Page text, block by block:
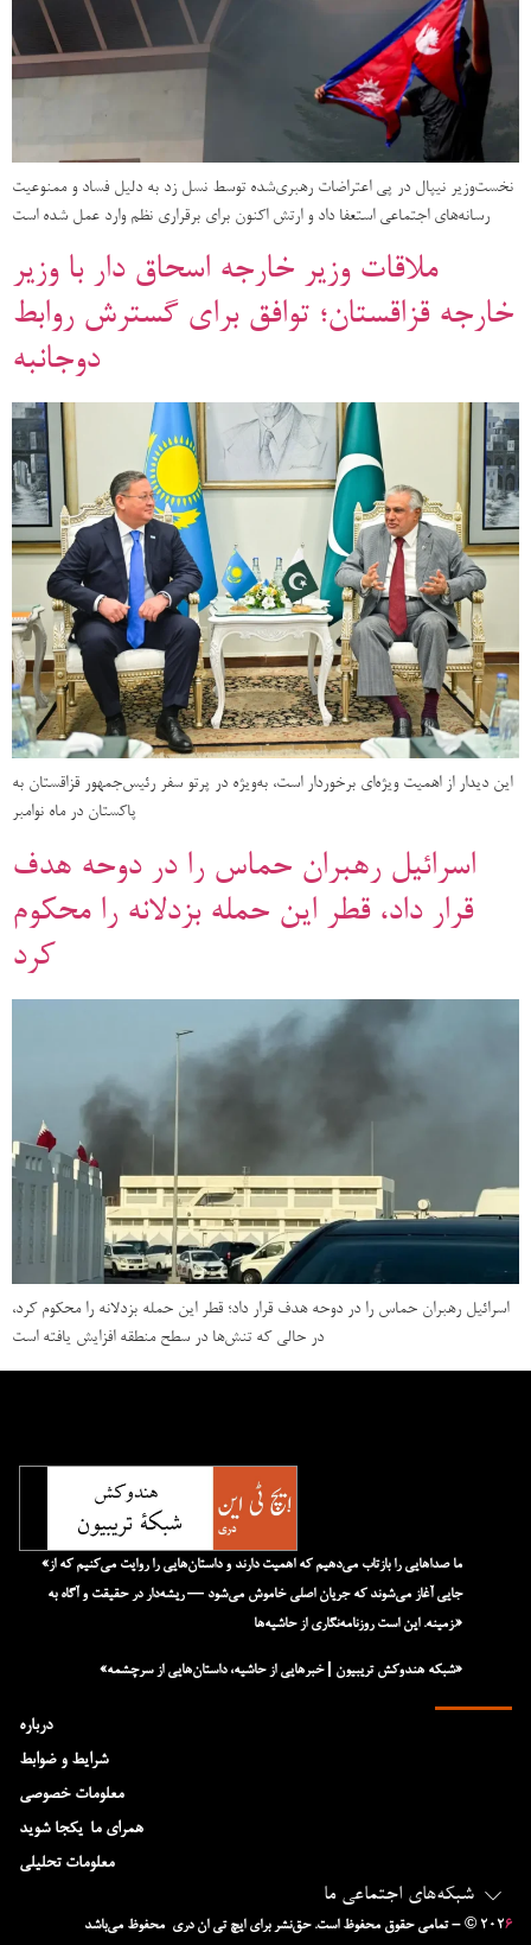
نخست‌وزیر نیپال در پی اعتراضات رهبری‌شده توسط نسل زد به دلیل فساد و ممنوعیت
رسانه‌های اجتماعی استعفا داد و ارتش اکنون برای برقراری نظم وارد عمل شده است
ملاقات وزیر خارجه اسحاق دار با وزیر
خارجه قزاقستان؛ توافق برای گسترش روابط
دوجانبه
این دیدار از اهمیت ویژه‌ای برخوردار است، به‌ویژه در پرتو سفر رئیس‌جمهور قزاقستان به
پاکستان در ماه نوامبر
اسرائیل رهبران حماس را در دوحه هدف
قرار داد، قطر این حمله بزدلانه را محکوم
کرد
اسرائیل رهبران حماس را در دوحه هدف قرار داد؛ قطر این حمله بزدلانه را محکوم کرد،
در حالی که تنش‌ها در سطح منطقه افزایش یافته است
شبکه‌های اجتماعی ما
– © ۲۰۲۶ تمامی حقوق محفوظ است. حق‌نشر برای ایچ‌ تی‌ ان دری محفوظ می‌باشد
درباره
شرایط و ضوابط
معلومات خصوصی
همرای ما-یکجا شوید
معلومات تحلیلی
«ما صداهایی را بازتاب می‌دهیم که اهمیت دارند و داستان‌هایی را روایت می‌کنیم که از
جایی آغاز می‌شوند که جریان اصلی خاموش می‌شود — ریشه‌دار در حقیقت و آگاه به
زمینه. این است روزنامه‌نگاری از حاشیه‌ها.»
«شبکه هند‌و‌کش تریبیون | خبرهایی از حاشیه، داستان‌هایی از سرچشمه»